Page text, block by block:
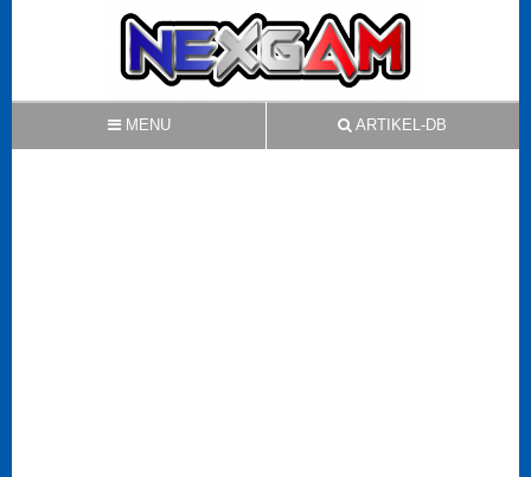
MENU ARTIKEL-DB